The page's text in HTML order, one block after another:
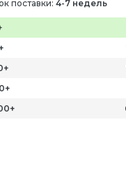
поставки: 4-7 недель